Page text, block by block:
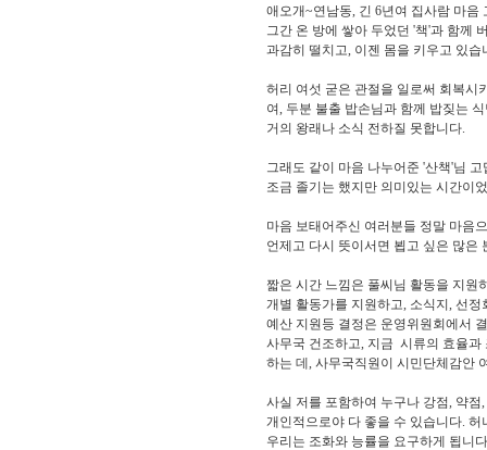
애오개~연남동, 긴 6년여 집사람 마
그간 온 방에 쌓아 두었던 '책'과 함께
과감히 떨치고, 이젠 몸을 키우고 있습
허리 여섯 굳은 관절을 일로써 회복시
여, 두분 불출 밥손님과 함께 밥짖는
거의 왕래나 소식 전하질 못합니다.
그래도 같이 마음 나누어준 '산책'님
조금 졸기는 했지만 의미있는 시간이
마음 보태어주신 여러분들 정말 마음
언제고 다시 뜻이서면 뵙고 싶은 많은
짧은 시간 느낌은 풀씨님 활동을 지원
개별 활동가를 지원하고, 소식지, 선
예산 지원등 결정은 운영위원회에서
사무국 건조하고, 지금 시류의 효율과
하는 데, 사무국직원이 시민단체감안
사실 저를 포함하여 누구나 강점, 약점
개인적으로야 다 좋을 수 있습니다.
우리는 조화와 능률을 요구하게 됩니